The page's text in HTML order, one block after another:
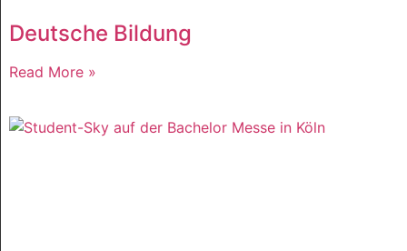
Deutsche Bildung
Read More »